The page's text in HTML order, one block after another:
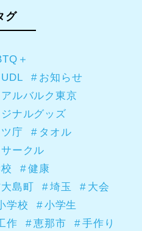
グ
＋
UDL
お知らせ
アルバルク東京
ナルグッズ
庁
タオル
ークル
健康
島町 埼玉
大会
学校
小学生
作 恵那市
手作り